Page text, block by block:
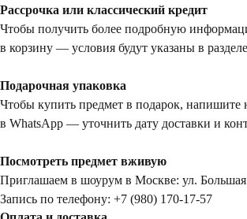
Рассрочка или классический кредит
Чтобы получить более подробную
в корзину — условия будут указаны в
Подарочная упаковка
Чтобы купить предмет в подарок, напишите
в WhatsApp — уточнить дату доставки и
Посмотреть предмет вживую
Приглашаем в шоурум в Москве: ул.
Запись по телефону: +7 (980) 170-17-57